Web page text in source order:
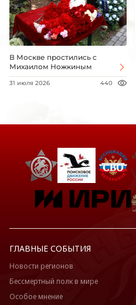
В Москве простились с
Михаилом Ножкиным
31 июля 2026 440
ГЛАВНЫЕ СОБЫТИЯ
Новости регионов
Бессмертный полк в мире
Особое мнение